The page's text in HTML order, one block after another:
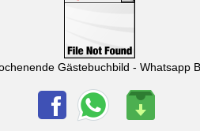
Gästebuchbild - Whatsapp